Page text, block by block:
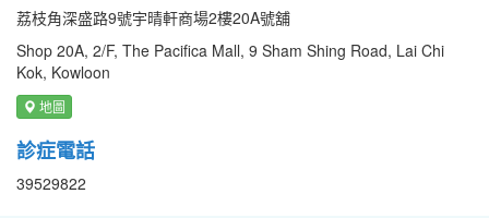
荔枝角深盛路9號宇晴軒商場2樓20A號舖
Shop 20A, 2/F, The Pacifica Mall, 9 Sham Shing Road, Lai Chi
Kok, Kowloon
地圖
診症電話
39529822